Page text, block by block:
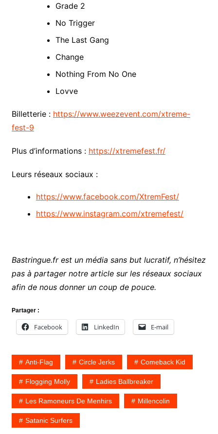
Grade 2
No Trigger
The Last Gang
Change
Nothing From No One
Lovve
Billetterie : https://www.weezevent.com/xtreme-
fest-9
Plus d’informations : https://xtremefest.fr/
Leurs réseaux sociaux :
https://www.facebook.com/XtremFest/
https://www.instagram.com/xtremefest/
Bastringue.fr est un média sans but lucratif, n’hésitez
pas à partager notre article sur les réseaux sociaux
afin de nous donner un coup de pouce.
Partager :
Facebook LinkedIn E-mail
Anti-Flag Circle Jerks Comeback Kid
Flogging Molly Ladies Ballbreaker
Les Ramoneurs De Menhirs Millencolin
Satanic Surfers